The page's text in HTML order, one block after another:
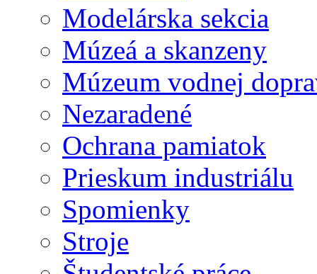
Modelárska sekcia
Múzeá a skanzeny
Múzeum vodnej
Nezaradené
Ochrana pamiatok
Prieskum industriálu
Spomienky
Stroje